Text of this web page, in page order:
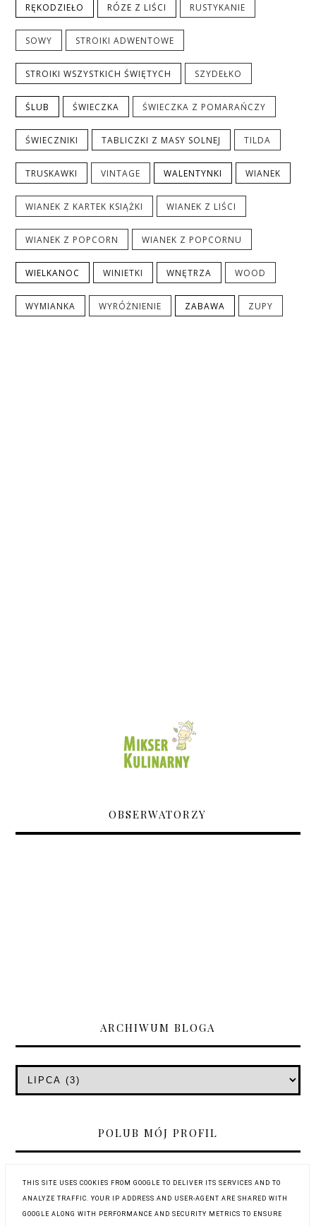
RĘKODZIEŁO RÓZE Z LIŚCI RUSTYKANIE
SOWY STROIKI ADWENTOWE
STROIKI WSZYSTKICH ŚWIĘTYCH SZYDEŁKO
ŚLUB ŚWIECZKA ŚWIECZKA Z POMARAŃCZY
ŚWIECZNIKI TABLICZKI Z MASY SOLNEJ TILDA
TRUSKAWKI VINTAGE WALENTYNKI WIANEK
WIANEK Z KARTEK KSIĄŻKI WIANEK Z LIŚCI
WIANEK Z POPCORN WIANEK Z POPCORNU
WIELKANOC WINIETKI WNĘTRZA WOOD
WYMIANKA WYRÓŻNIENIE ZABAWA ZUPY
OBSERWATORZY
ARCHIWUM BLOGA
POLUB MÓJ PROFIL
THIS SITE USES COOKIES FROM GOOGLE TO DELIVER ITS SERVICES AND TO
ANALYZE TRAFFIC. YOUR IP ADDRESS AND USER-AGENT ARE SHARED WITH
GOOGLE ALONG WITH PERFORMANCE AND SECURITY METRICS TO ENSURE